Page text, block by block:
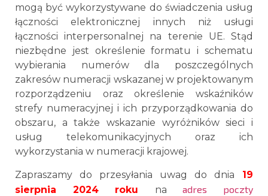
mogą być wykorzystywane do świadczenia usług
łączności elektronicznej innych niż usługi
łączności interpersonalnej na terenie UE. Stąd
niezbędne jest określenie formatu i schematu
wybierania numerów dla poszczególnych
zakresów numeracji wskazanej w projektowanym
rozporządzeniu oraz określenie wskaźników
strefy numeracyjnej i ich przyporządkowania do
obszaru, a także wskazanie wyróżników sieci i
usług telekomunikacyjnych oraz ich
wykorzystania w numeracji krajowej.
Zapraszamy do przesyłania uwag do dnia 19
sierpnia 2024 roku
naadres poczty